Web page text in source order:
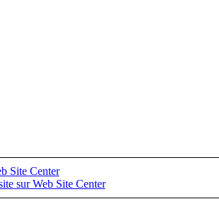
Site Center
sur Web Site Center